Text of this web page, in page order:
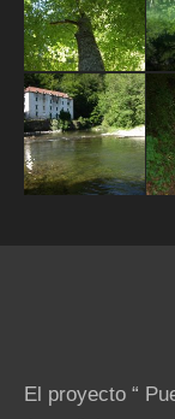
El proyecto “